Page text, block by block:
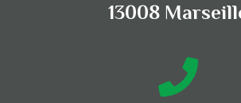
13008